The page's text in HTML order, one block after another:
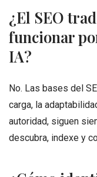
¿El SEO
funcionar
IA?
No. Las bases del
carga, la
autoridad, siguen
descubra, indexe y